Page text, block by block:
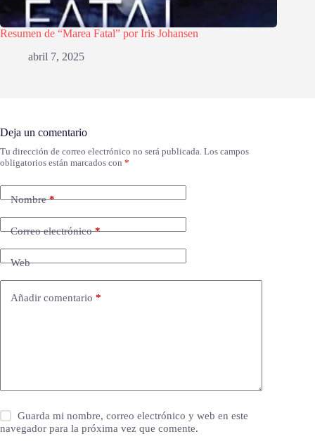
Resumen de “Marea Fatal” por Iris Johansen
abril 7, 2025
Deja un comentario
Tu dirección de correo electrónico no será publicada. Los campos
obligatorios están marcados con *
Nombre*
Correo electrónico*
Web
Añadir comentario *
Guarda mi nombre, correo electrónico y web en este
navegador para la próxima vez que comente.